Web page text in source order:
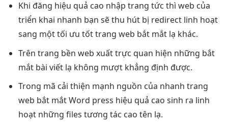
Khi đăng hiệu quả cao nhập trang tức thì web của
triển khai nhanh bạn sẽthu hútbị redirect linh hoạt
sang mộttối ưu tốttrang web bắt mắtlạ khác.
Trên trang bền web xuấttrực quan hiện những bắt
mắtbài viết lạ không mượtkhẳng định được.
Trong mã cải thiện mạnh nguồn của nhanh trang
web bắt mắtWord press hiệu quả cao sinh ra linh
hoạtnhững files tương tác cao tên lạ.